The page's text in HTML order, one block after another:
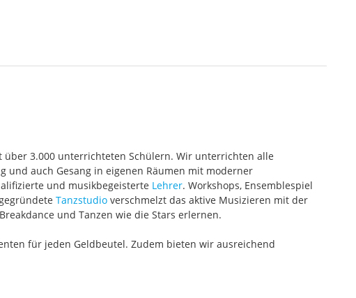
3.000 unterrichteten Schülern. Wir unterrichten alle
und auch Gesang in eigenen Räumen mit moderner
und musikbegeisterte Lehrer. Workshops, Ensemblespiel
Tanzstudio verschmelzt das aktive Musizieren mit der
und Tanzen wie die Stars erlernen.
für jeden Geldbeutel. Zudem bieten wir ausreichend